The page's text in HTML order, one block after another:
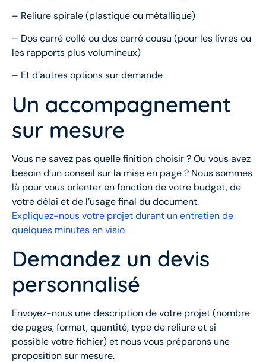
– Reliure spirale (plastique ou métallique)
– Dos carré collé ou dos carré cousu (pour les livres ou
les rapports plus volumineux)
– Et d’autres options sur demande
Un accompagnement
sur mesure
Vous ne savez pas quelle finition choisir ? Ou vous avez
besoin d’un conseil sur la mise en page ? Nous sommes
là pour vous orienter en fonction de votre budget, de
votre délai et de l’usage final du document.
Expliquez-nous votre projet durant un entretien de
quelques minutes en visio
Demandez un devis
personnalisé
Envoyez-nous une description de votre projet (nombre
de pages, format, quantité, type de reliure et si
possible votre fichier) et nous vous préparons une
proposition sur mesure.